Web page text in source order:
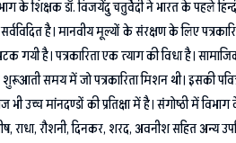
शिक्षक डॉ. विजयेंदु चतुर्वेदी ने भारत के पहले
है। मानवीय मूल्यों के संरक्षण के लिए
गयी है। पत्रकारिता एक त्याग की विधा है।
समय में जो पत्रकारिता मिशन थी। इसकी
उच्च मांनदण्डों की प्रतिक्षा में है। संगोष्ठी में
राधा, रौशनी, दिनकर, शरद, अवनीश सहित अन्य